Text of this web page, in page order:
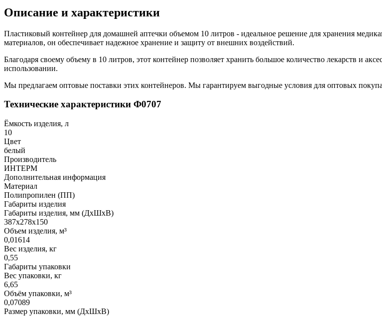
Описание и характеристики
Пластиковый контейнер для домашней аптечки объемом 10 литров - идеальное решение для хранения
материалов, он обеспечивает надежное хранение и защиту от внешних воздействий.
Благодаря своему объему в 10 литров, этот контейнер позволяет хранить большое количество лекарств и
использовании.
Мы предлагаем оптовые поставки этих контейнеров. Мы гарантируем выгодные условия для оптовых
Технические характеристики Ф0707
Ёмкость изделия, л
10
Цвет
белый
Производитель
ИНТЕРМ
Дополнительная информация
Материал
Полипропилен (ПП)
Габариты изделия
Габариты изделия, мм (ДхШхВ)
387х278х150
Объем изделия, м³
0,01614
Вес изделия, кг
0,55
Габариты упаковки
Вес упаковки, кг
6,65
Объём упаковки, м³
0,07089
Размер упаковки, мм (ДхШхВ)